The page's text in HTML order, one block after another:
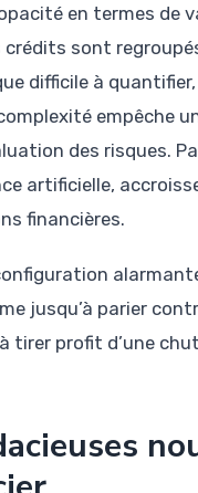
en termes de
sont
difficile à quantifier,
empêche
des risques.
artificielle,
financières.
jusqu’à parier
profit d’une